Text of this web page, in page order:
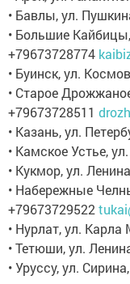
• Бавлы, ул.
• Большие
+79673728774
• Буинск, ул.
• Старое
+79673728511
• Казань, ул.
• Камское Устье,
• Кукмор, ул.
• Набережные
+79673729522
• Нурлат, ул.
• Тетюши, ул.
• Уруссу, ул.